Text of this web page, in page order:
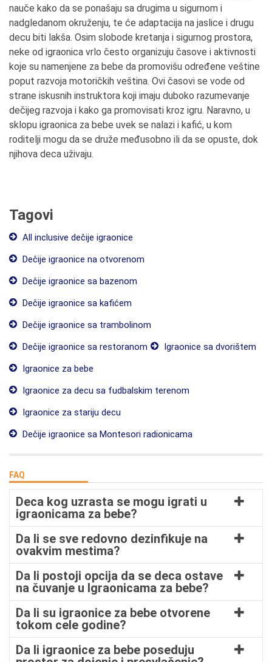
nauče kako da se ponašaju sa drugima u sigurnom i
nadgledanom okruženju, te će adaptacija na jaslice i drugu
decu biti lakša. Osim slobode kretanja i sigurnog prostora,
neke od igraonica vrlo često organizuju časove i aktivnosti
koje su namenjene za bebe da promovišu određene veštine
poput razvoja motoričkih veština. Ovi časovi se vode od
strane iskusnih instruktora koji imaju duboko razumevanje
dečijeg razvoja i kako ga promovisati kroz igru. Naravno, u
sklopu igraonica za bebe uvek se nalazi i kafić, u kom
roditelji mogu da se druže međusobno ili da se opuste, dok
njihova deca uživaju.
Tagovi
All inclusive dečije igraonice
Dečije igraonice na otvorenom
Dečije igraonice sa bazenom
Dečije igraonice sa kafićem
Dečije igraonice sa trambolinom
Dečije igraonice sa restoranom
Igraonice sa dvorištem
Igraonice za bebe
Igraonice za decu sa fudbalskim terenom
Igraonice za stariju decu
Dečije igraonice sa Montesori radionicama
FAQ
Deca kog uzrasta se mogu igrati u
igraonicama za bebe?
Da li se sve redovno dezinfikuje na
ovakvim mestima?
Da li postoji opcija da se deca ostave
na čuvanje u Igraonicama za bebe?
Da li su igraonice za bebe otvorene
tokom cele godine?
Da li igraonice za bebe poseduju